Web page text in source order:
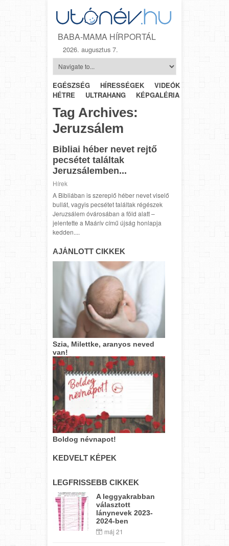
BABA-MAMA HÍRPORTÁL
2026. augusztus 7.
EGÉSZSÉG HÍRESSÉGEK VIDEÓK
HÉTRŐL-
HÉTRE
ULTRAHANG KÉPGALÉRIA
Tag Archives:
Jeruzsálem
Bibliai héber nevet rejtő
pecsétet találtak
Jeruzsálemben...
Hírek
A Bibliában is szereplő héber nevet viselő
bullát, vagyis pecsétet találtak régészek
Jeruzsálem óvárosában a föld alatt –
jelentette a Maárív című újság honlapja
kedden....
AJÁNLOTT CIKKEK
Szia, Milettke, aranyos neved
van!
Boldog névnapot!
KEDVELT KÉPEK
LEGFRISSEBB CIKKEK
A leggyakrabban
választott
lánynevek 2023-
2024-ben
máj 21